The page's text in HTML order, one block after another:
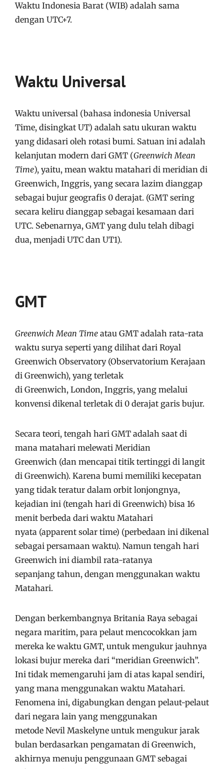
Waktu Indonesia Barat (WIB) adalah sama
dengan UTC+7.
Waktu Universal
Waktu universal (bahasa indonesia Universal
Time, disingkat UT) adalah satu ukuran waktu
yang didasari oleh rotasi bumi. Satuan ini adalah
kelanjutan modern dari GMT (Greenwich Mean
Time), yaitu, mean waktu matahari di meridian di
Greenwich, Inggris, yang secara lazim dianggap
sebagai bujur geografis 0 derajat. (GMT sering
secara keliru dianggap sebagai kesamaan dari
UTC. Sebenarnya, GMT yang dulu telah dibagi
dua, menjadi UTC dan UT1).
GMT
Greenwich Mean Time atau GMT adalah rata-rata
waktu surya seperti yang dilihat dari Royal
Greenwich Observatory (Observatorium Kerajaan
di Greenwich), yang terletak
di Greenwich, London, Inggris, yang melalui
konvensi dikenal terletak di 0 derajat garis bujur.
Secara teori, tengah hari GMT adalah saat di
mana matahari melewati Meridian
Greenwich (dan mencapai titik tertinggi di langit
di Greenwich). Karena bumi memiliki kecepatan
yang tidak teratur dalam orbit lonjongnya,
kejadian ini (tengah hari di Greenwich) bisa 16
menit berbeda dari waktu Matahari
nyata (apparent solar time) (perbedaan ini dikenal
sebagai persamaan waktu). Namun tengah hari
Greenwich ini diambil rata-ratanya
sepanjang tahun, dengan menggunakan waktu
Matahari.
Dengan berkembangnya Britania Raya sebagai
negara maritim, para pelaut mencocokkan jam
mereka ke waktu GMT, untuk mengukur jauhnya
lokasi bujur mereka dari “meridian Greenwich”.
Ini tidak memengaruhi jam di atas kapal sendiri,
yang mana menggunakan waktu Matahari.
Fenomena ini, digabungkan dengan pelaut-pelaut
dari negara lain yang menggunakan
metode Nevil Maskelyne untuk mengukur jarak
bulan berdasarkan pengamatan di Greenwich,
akhirnya menuju penggunaan GMT sebagai